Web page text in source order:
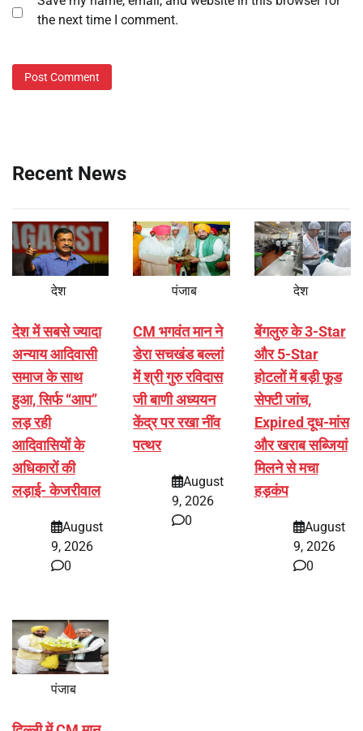
the next time I comment.
Recent News
देश
देश में सबसे ज्यादा
अन्याय आदिवासी
समाज के साथ
हुआ, सिर्फ ‘‘आप’’
लड़ रही
आदिवासियों के
अधिकारों की
लड़ाई- केजरीवाल
August
9, 2026
0
पंजाब
CM भगवंत मान ने
डेरा सचखंड बल्लां
में श्री गुरु रविदास
जी बाणी अध्ययन
केंद्र पर रखा नींव
पत्थर
August
9, 2026
0
देश
बेंगलुरु के 3-Star
और 5-Star
होटलों में बड़ी फूड
सेफ्टी जांच,
Expired दूध-मांस
और खराब सब्जियां
मिलने से मचा
हड़कंप
August
9, 2026
0
पंजाब